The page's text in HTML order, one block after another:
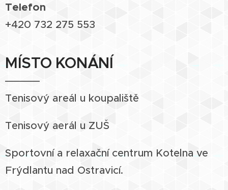
Telefon
+420 732 275 553
MÍSTO KONÁNÍ
Tenisový areál u koupaliště
Tenisový aerál u ZUŠ
Sportovní a relaxační centrum Kotelna ve
Frýdlantu nad Ostravicí.